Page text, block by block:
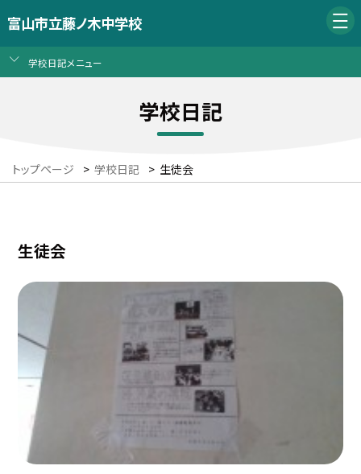
富山市立藤ノ木中学校
学校日記メニュー
学校日記
トップページ > 学校日記 > 生徒会
生徒会